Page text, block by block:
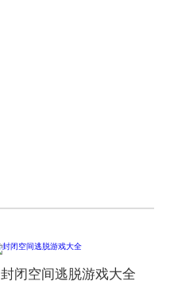
封闭空间逃脱游戏大全